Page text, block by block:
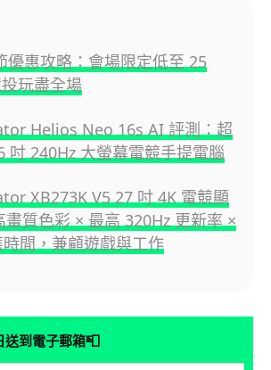
優惠攻略：會場限定低至 25
玩盡全場
Helios Neo 16s AI 評測：超
吋 240Hz 大螢幕電競手提電腦
XB273K V5 27 吋 4K 電競顯
畫質色彩 × 最高 320Hz 更新率 ×
間，兼顧遊戲與工作
送到電子郵箱📮